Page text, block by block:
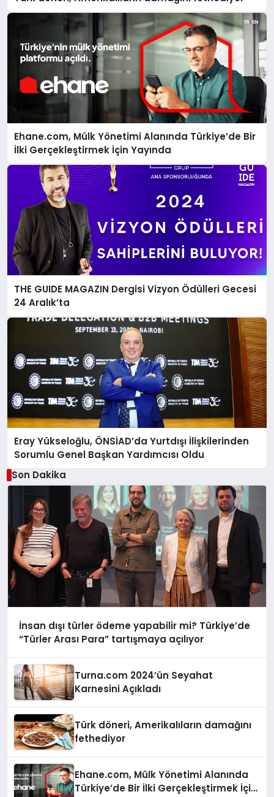
Ehane.com, Mülk Yönetimi Alanında Türkiye’de Bir
İlki Gerçekleştirmek İçin Yayında
THE GUIDE MAGAZIN Dergisi Vizyon Ödülleri Gecesi
24 Aralık’ta
Eray Yükseloğlu, ÖNSİAD’da Yurtdışı İlişkilerinden
Sorumlu Genel Başkan Yardımcısı Oldu
Son Dakika
İnsan dışı türler ödeme yapabilir mi? Türkiye’de
“Türler Arası Para” tartışmaya açılıyor
Turna.com 2024’ün Seyahat
Karnesini Açıkladı
Türk döneri, Amerikalıların damağını
fethediyor
Ehane.com, Mülk Yönetimi Alanında
Türkiye’de Bir İlki Gerçekleştirmek İçin